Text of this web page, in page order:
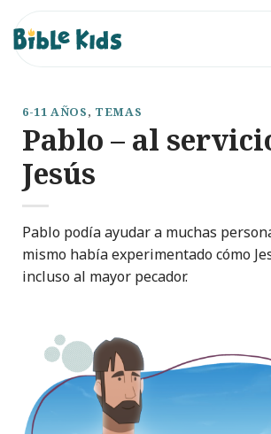
contenido
6-11 AÑOS, TEMAS
Pablo – al
Jesús
Pablo podía ayudar a muchas
mismo había experimentado cómo
incluso al mayor pecador.